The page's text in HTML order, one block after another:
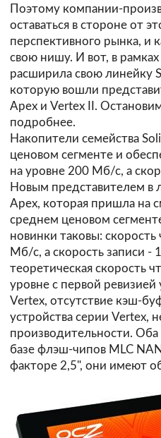
Поэтому компании-
оставаться в стороне от
перспективного рынка, и
свою нишу. И вот, в
расширила свою линейку
которую вошли
Apex и Vertex II.
подробнее.
Накопители семейства
ценовом сегменте и
на уровне 200 Мб/с, а
Новым представителем в
Apex, которая пришла на
среднем ценовом
новинки таковы: скорость
Мб/с, а скорость записи -
теоретическая скорость
уровне с первой ревизией
Vertex, отсутствие кэш-
устройства серии Vertex,
производительности. Оба
базе флэш-чипов MLC
факторе 2,5", они имеют